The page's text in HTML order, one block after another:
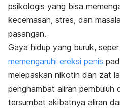
psikologis yang bisa
kecemasan, stres, dan
pasangan.
Gaya hidup yang buruk,
memengaruhi ereksi penis
melepaskan nikotin dan zat
penghambat aliran pembuluh
tersumbat akibatnya aliran